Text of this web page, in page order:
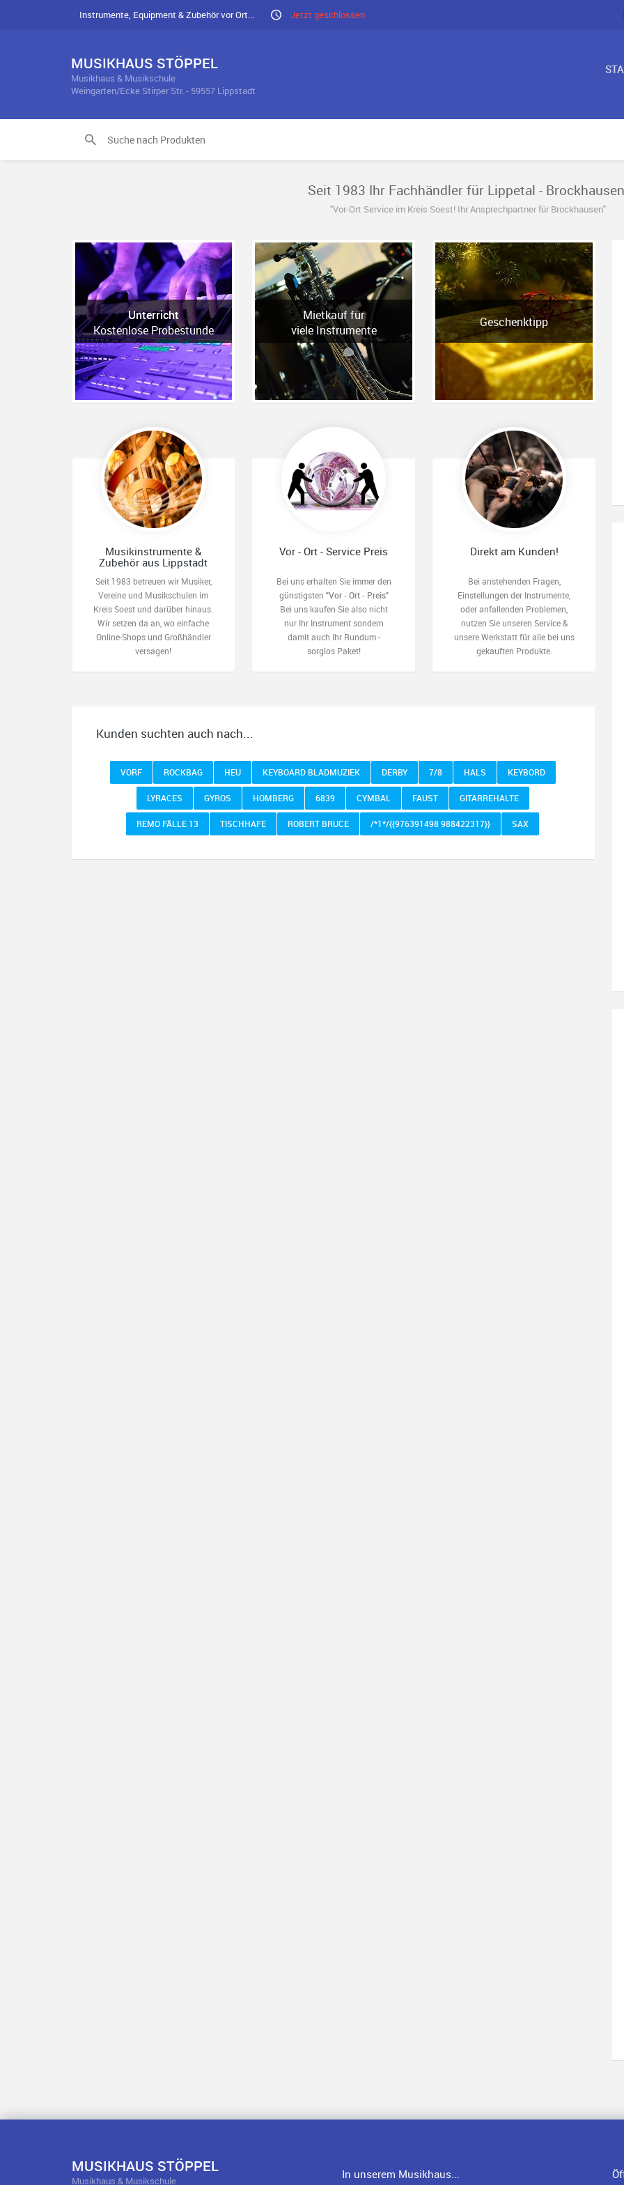
Instrumente, Equipment & Zubehör vor Ort... Jetzt geschlossen
MUSIKHAUS STÖPPEL
Musikhaus & Musikschule
Weingarten/Ecke Stirper Str. - 59557 Lippstadt
Seit 1983 Ihr Fachhändler für Lippetal -
"Vor-Ort Service im Kreis Soest! Ihr Ansprechpartner für Brockhausen"
Unterricht
Kostenlose Probestunde
Mietkauf für
viele Instrumente
Geschenktipp
Musikinstrumente &
Zubehör aus Lippstadt
Seit 1983 betreuen wir Musiker,
Vereine und Musikschulen im
Kreis Soest und darüber hinaus.
Wir setzen da an, wo einfache
Online-Shops und Großhändler
versagen!
Vor - Ort - Service Preis
Bei uns erhalten Sie immer den
günstigsten "Vor - Ort - Preis"
Bei uns kaufen Sie also nicht
nur Ihr Instrument sondern
damit auch Ihr Rundum -
sorglos Paket!
Direkt am Kunden!
Bei anstehenden Fragen,
Einstellungen der Instrumente,
oder anfallenden Problemen,
nutzen Sie unseren Service &
unsere Werkstatt für alle bei uns
gekauften Produkte.
Kunden suchten auch nach...
VORF ROCKBAG HEU KEYBOARD BLADMUZIEK DERBY 7/8 HALS KEYBORD
LYRACES GYROS HOMBERG 6839 CYMBAL FAUST GITARREHALTE
REMO FÄLLE 13 TISCHHAFE ROBERT BRUCE /*1*/{{976391498 988422317}} SAX
MUSIKHAUS STÖPPEL
Musikhaus & Musikschule In unserem Musikhaus...